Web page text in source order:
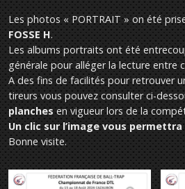
Les photos « PORTRAIT » on été
FOSSE H.
Les albums portraits ont été
générale pour alléger la lecture entre
A des fins de facilités pour retrouver
tireurs vous pouvez consulter ci-
planches en vigueur lors de la
Un clic sur l’image vous permettra
Bonne visite.